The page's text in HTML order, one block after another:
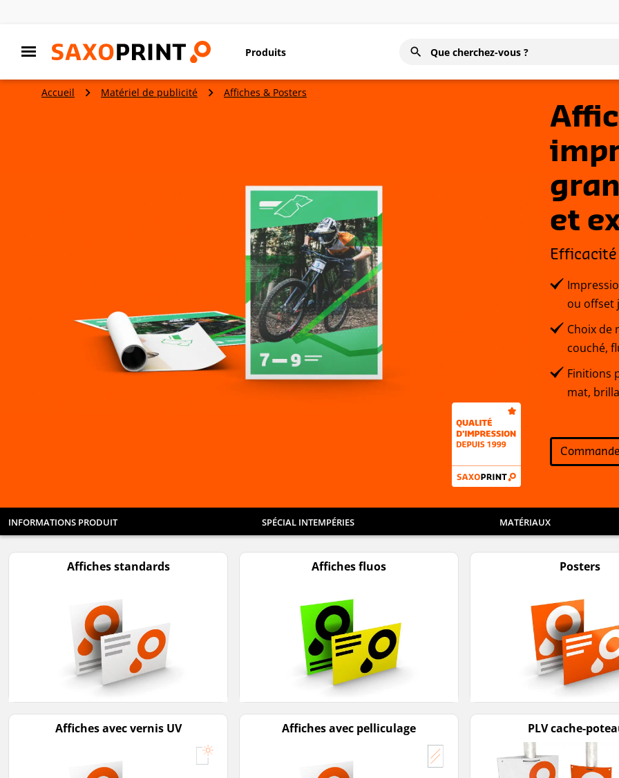
Produits
Accueil Matériel de publicité Affiches & Posters
et
ou offset
Choix de
couché,
Finitions
mat,
INFORMATIONS PRODUIT SPÉCIAL INTEMPÉRIES MATÉRIAUX
Affiches standards Affiches fluos Posters
Affiches avec vernis UV Affiches avec pelliculage PLV cache-